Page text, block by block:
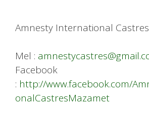
Amnesty International
Mel :
Facebook
: http://www.facebook.com/
onalCastresMazamet